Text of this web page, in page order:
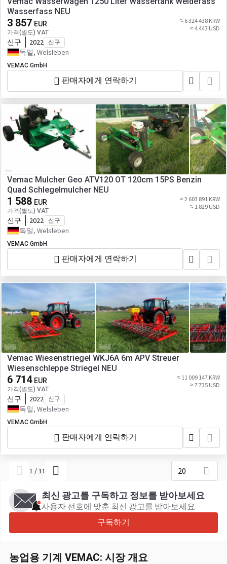
Wasserfass NEU
3 857 EUR
가격(별도) VAT
≈ 6 324 438 KRW
≈ 4 443 USD
신구 2022 신구
독일, Welsleben
VEMAC GmbH
판매자에게 연락하기
Vemac Mulcher Geo ATV120 OT 120cm 15PS Benzin
Quad Schlegelmulcher NEU
1 588 EUR
가격(별도) VAT
≈ 2 603 891 KRW
≈ 1 829 USD
신구 2022 신구
독일, Welsleben
VEMAC GmbH
판매자에게 연락하기
Vemac Wiesenstriegel WKJ6A 6m APV Streuer
Wiesenschleppe Striegel NEU
6 714 EUR
가격(별도) VAT
≈ 11 009 147 KRW
≈ 7 735 USD
신구 2022 신구
독일, Welsleben
VEMAC GmbH
판매자에게 연락하기
1 /11 20
최신 광고를 구독하고 정보를 받아보세요
사용자 선호에 맞춘 최신 광고를 받아보세요
구독하기
농업용 기계 VEMAC: 시장 개요